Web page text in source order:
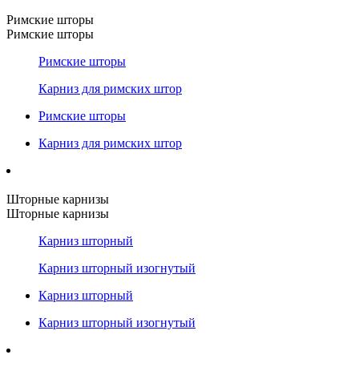
Римские шторы
Римские шторы
Римские шторы
Карниз для римских штор
Римские шторы
Карниз для римских штор
Шторные карнизы
Шторные карнизы
Карниз шторный
Карниз шторный изогнутый
Карниз шторный
Карниз шторный изогнутый